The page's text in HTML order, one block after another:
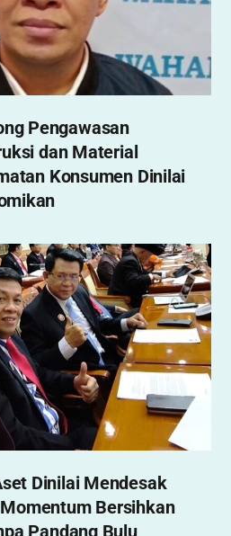
Pengawasan
dan Material
Konsumen Dinilai
Dinilai Mendesak
Bersihkan
Pandang Bulu